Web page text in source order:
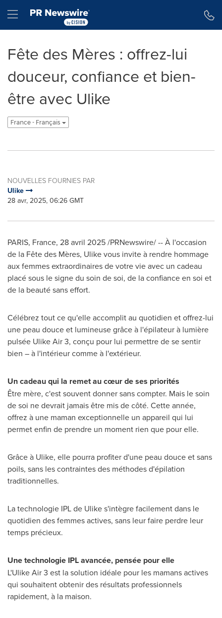
Hamburger menu
Fête des Mères : offrez-lui
douceur, confiance et bien-
être avec Ulike
France - Français
NOUVELLES FOURNIES PAR
Ulike
28 avr, 2025, 06:26 GMT
PARIS, France, 28 avril 2025/PRNewswire/ -- À l'occasion
de la Fête des Mères, Ulike vous invite à rendre hommage
aux femmes extraordinaires de votre vie avec un cadeau
placé sous le signe du soin de soi, de la confiance en soi et
de la beauté sans effort.
Célébrez tout ce qu'elle accomplit au quotidien et offrez-lui
une peau douce et lumineuse grâce à l'épilateur à lumière
pulsée Ulike Air 3, conçu pour lui permettre de se sentir
bien – à l'intérieur comme à l'extérieur.
Un cadeau qui la remet au cœur de ses priorités
Être mère, c'est souvent donner sans compter. Mais le soin
de soi ne devrait jamais être mis de côté. Cette année,
offrez à une maman exceptionnelle un appareil qui lui
permet enfin de prendre un moment rien que pour elle.
Grâce à Ulike, elle pourra profiter d'une peau douce et sans
poils, sans les contraintes des méthodes d'épilation
traditionnelles.
La technologie IPL de Ulike s'intègre facilement dans le
quotidien des femmes actives, sans leur faire perdre leur
temps précieux.
Une technologie IPL avancée, pensée pour elle
L'Ulike Air 3 est la solution idéale pour les mamans actives
qui souhaitent obtenir des résultats professionnels
rapidement, à la maison.